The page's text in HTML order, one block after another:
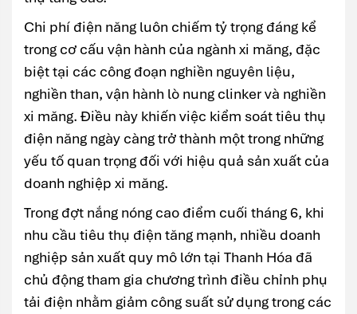
Chi phí điện năng luôn chiếm tỷ trọng đáng kể
trong cơ cấu vận hành của ngành xi măng, đặc
biệt tại các công đoạn nghiền nguyên liệu,
nghiền than, vận hành lò nung clinker và nghiền
xi măng. Điều này khiến việc kiểm soát tiêu thụ
điện năng ngày càng trở thành một trong những
yếu tố quan trọng đối với hiệu quả sản xuất của
doanh nghiệp xi măng.
Trong đợt nắng nóng cao điểm cuối tháng 6, khi
nhu cầu tiêu thụ điện tăng mạnh, nhiều doanh
nghiệp sản xuất quy mô lớn tại Thanh Hóa đã
chủ động tham gia chương trình điều chỉnh phụ
tải điện nhằm giảm công suất sử dụng trong các